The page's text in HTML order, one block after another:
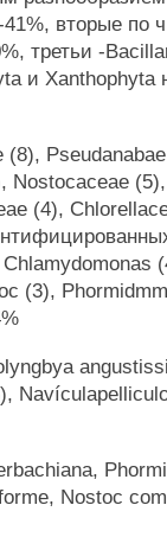
41%, вторые по
третьи -
и Xanthophyta
Nostocaceae (5),
(4),
(3),
Nostoc